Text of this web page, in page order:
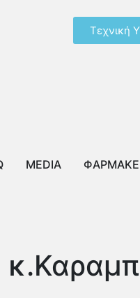
Τεχνική
MEDIA